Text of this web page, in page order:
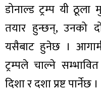
डोनाल्ड ट्रम्प यी ठूला
तयार हुन्छन्, उनको
यसैबाट हुनेछ ।
ट्रम्पले चाल्ने
दिशा र दशा प्रष्ट पार्नेछ ।